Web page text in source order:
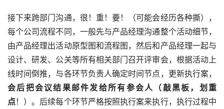
接下来跨部门沟通，很！重！要！（可能会经历各种撕），
每个公司流程不同，一般先与产品经理沟通整个活动细节，
由产品经理出活动原型图和流程图，然后和产品经理一起与
设计、研发、公关等所有相关部门召开评审会，根据活动上
线时间倒推，与各环节负责人确定时间节点，更新执行案，
会后把会议结果邮件发给所有参会人（敲黑板，划重
点！）。后续每个环节严格按照执行案来执行，执行过程中